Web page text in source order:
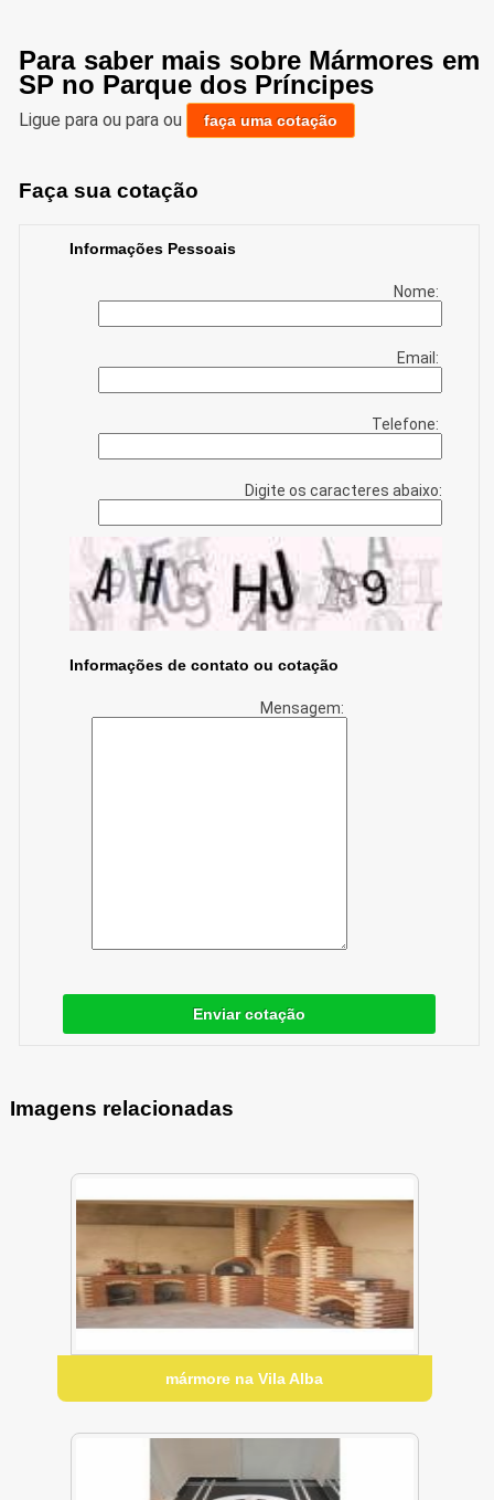
Para saber mais sobre Mármores em
SP no Parque dos Príncipes
Ligue paraou paraou faça uma cotação
Faça sua cotação
Informações Pessoais
Nome:
Email:
Telefone:
Digite os caracteres abaixo:
Informações de contato ou cotação
Mensagem:
Enviar cotação
Imagens relacionadas
mármore na Vila Alba